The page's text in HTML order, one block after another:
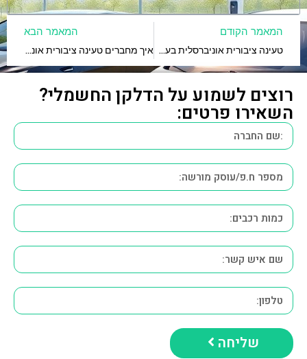
המאמר הקודם
טעינה ציבורית אוניברסלית בעמדות ציבוריות – מה היתרונות?
המאמר הבא
איך מחברים טעינה ציבורית אוניברסלית לכל עסק חשמלי?
רוצים לשמוע על הדלקן החשמלי?
השאירו פרטים:
שליחה